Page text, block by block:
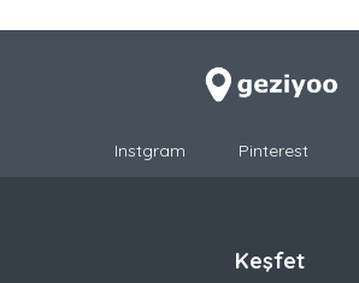
Instgram Pinterest
Keşfet